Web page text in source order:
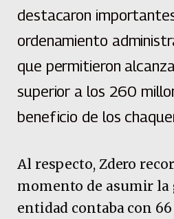
destacaron
ordenamiento
que permitieron
superior a los 260
beneficio de los
Al respecto, Zdero
momento de asumir la
entidad contaba con